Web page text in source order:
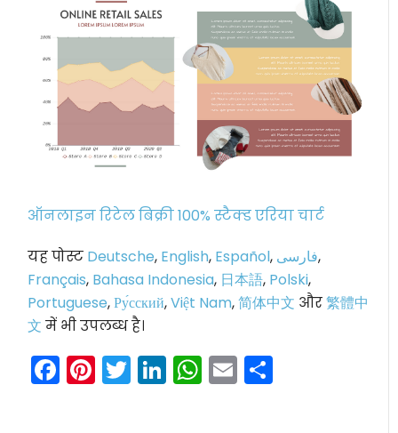
ऑनलाइन रिटेल बिक्री 100% स्टैक्ड एरिया चार्ट
यह पोस्ट Deutsche, English, Español, فارسی,
Français, Bahasa Indonesia, 日本語, Polski,
Portuguese,Ру́сский,Việt Nam,简体中文 और繁體中
文 में भी उपलब्ध है।
Facebook
Pinterest
Twitter
LinkedIn
WhatsApp
Email